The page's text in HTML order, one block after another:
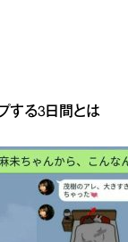
する3日間とは